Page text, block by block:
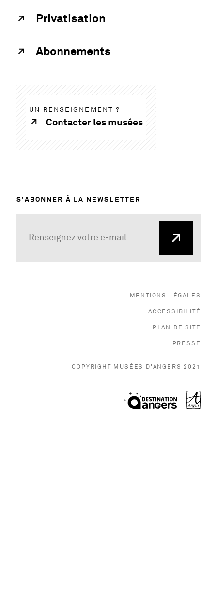
Privatisation
Abonnements
UN RENSEIGNEMENT ?
Contacter les musées
S'ABONNER À LA NEWSLETTER
MENTIONS LÉGALES
ACCESSIBILITÉ
PLAN DE SITE
PRESSE
COPYRIGHT MUSÉES D'ANGERS 2021
, Ouvre une
,